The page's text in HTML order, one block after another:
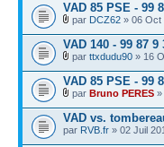
VAD 85 PSE - 99
par DCZ62 » 06 Oct
VAD 140 - 99 87 9
par ttxdudu90 » 16
VAD 85 PSE - 99
par Bruno PERES »
VAD vs.
par RVB.fr » 02 Juil